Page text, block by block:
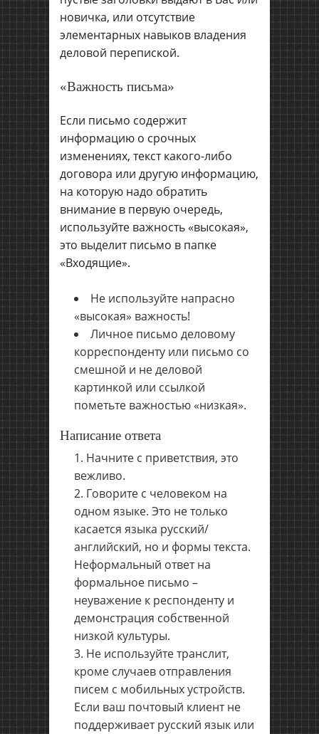
новичка, или отсутствие
элементарных навыков владения
деловой перепиской.
«Важность письма»
Если письмо содержит
информацию о срочных
изменениях, текст какого-либо
договора или другую информацию,
на которую надо обратить
внимание в первую очередь,
используйте важность «высокая»,
это выделит письмо в папке
«Входящие».
Не используйте напрасно
«высокая» важность!
Личное письмо деловому
корреспонденту или письмо со
смешной и не деловой
картинкой или ссылкой
пометьте важностью «низкая».
Написание ответа
Начните с приветствия, это
вежливо.
Говорите с человеком на
одном языке. Это не только
касается языка русский/
английский, но и формы текста.
Неформальный ответ на
формальное письмо –
неуважение к респонденту и
демонстрация собственной
низкой культуры.
Не используйте транслит,
кроме случаев отправления
писем с мобильных устройств.
Если ваш почтовый клиент не
поддерживает русский язык или